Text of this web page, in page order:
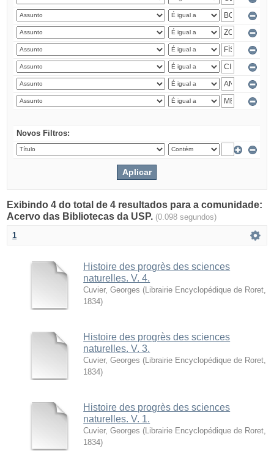
Novos Filtros:
Exibindo 4 do total de 4 resultados para a comunidade:
Acervo das Bibliotecas da USP. (0.098 segundos)
1
Histoire des progrès des sciences
naturelles. V. 4.
Cuvier, Georges ( Librairie Encyclopédique de Roret
1834)
Histoire des progrès des sciences
naturelles. V. 3.
Cuvier, Georges ( Librairie Encyclopédique de Roret
1834)
Histoire des progrès des sciences
naturelles. V. 1.
Cuvier, Georges ( Librairie Encyclopédique de Roret
1834)